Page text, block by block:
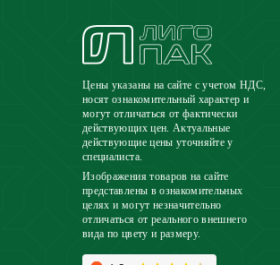
Цены указаны на сайте с учетом НДС,
носят ознакомительный характер и
могут отличаться от фактически
действующих цен. Актуальные
действующие цены уточняйте у
специалиста.
Изображения товаров на сайте
представлены в ознакомительных
целях и могут незначительно
отличаться от реального внешнего
вида по цвету и размеру.